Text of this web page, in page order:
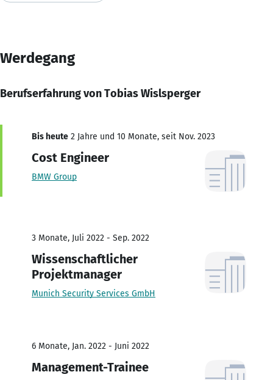
Werdegang
Berufserfahrung von Tobias Wislsperger
Bis heute 2 Jahre und 10 Monate, seit Nov. 2023
Cost Engineer
BMW Group
3 Monate, Juli 2022 - Sep. 2022
Wissenschaftlicher
Projektmanager
Munich Security Services GmbH
6 Monate, Jan. 2022 - Juni 2022
Management-Trainee